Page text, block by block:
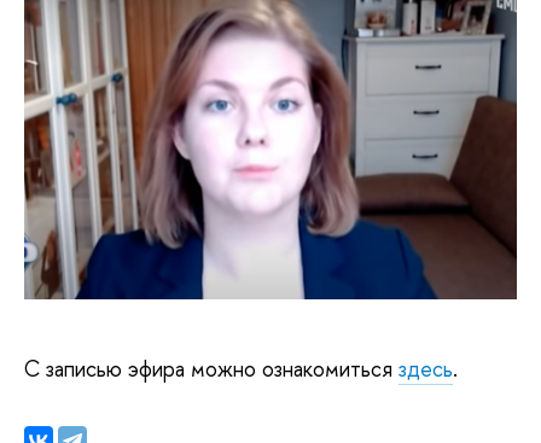
С записью эфира можно ознакомиться здесь.